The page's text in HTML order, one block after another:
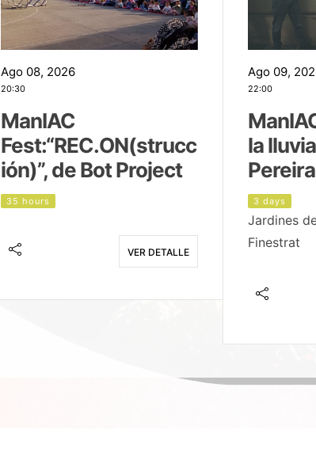
Ago 08, 2026
20:30
ManIAC
Fest:“REC.ON(strucc
ión)”, de Bot Project
35 hours
VER DETALLE
Ago 09,
22:00
la
3 days
Jardines
Finestrat